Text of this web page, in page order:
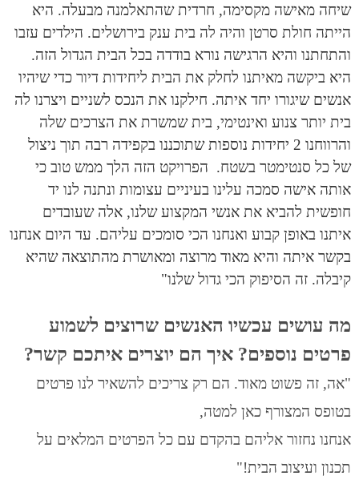
שיחה מאישה מקסימה, חרדית שהתאלמנה מבעלה. היא
הייתה חולת סרטן והיה לה בית ענק בירושלים. הילדים עזבו
והתחתנו והיא הרגישה נורא בודדה בכל הבית הגדול הזה.
היא ביקשה מאיתנו לחלק את הבית ליחידות דיור כדי שיהיו
אנשים שיגורו יחד איתה. חילקנו את הנכס לשניים ויצרנו לה
בית יותר צנוע ואינטימי, בית שמשרת את הצרכים שלה
והרווחנו 2 יחידות נוספות שתוכננו בקפידה רבה תוך ניצול
של כל סנטימטר בשטח. הפרויקט הזה הלך ממש טוב כי
אותה אישה סמכה עלינו בעיניים עצומות ונתנה לנו יד
חופשית להביא את אנשי המקצוע שלנו, אלה שעובדים
איתנו באופן קבוע ואנחנו הכי סומכים עליהם. עד היום אנחנו
בקשר איתה והיא מאוד מרוצה ומאושרת מהתוצאה שהיא
קיבלה. זה הסיפוק הכי גדול שלנו"
מה עושים עכשיו האנשים שרוצים לשמוע
פרטים נוספים? איך הם יוצרים איתכם קשר?
"אה, זה פשוט מאוד. הם רק צריכים להשאיר לנו פרטים
בטופס המצורף כאן למטה,
אנחנו נחזור אליהם בהקדם עם כל הפרטים המלאים על
תכנון ועיצוב הבית!"